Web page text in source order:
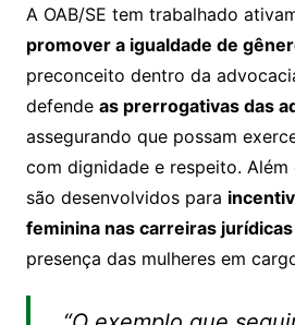
A OAB/SE tem trabalhado
promover a igualdade de
preconceito dentro da
defende as prerrogativas das
assegurando que possam
com dignidade e respeito. Além
são desenvolvidos para
feminina nas carreiras jurídicas
presença das mulheres em